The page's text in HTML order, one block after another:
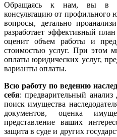
Обращаясь к нам, вы в
консультацию от профильного
вопросы, детально
разработает эффективный
оценит объем работы и
стоимостью услуг. При этом
оплаты юридических услуг,
варианты оплаты.
Всю работу по ведению
себя: предварительный анализ
поиск имущества
документов, оценка
представление ваших
защита в суде и других